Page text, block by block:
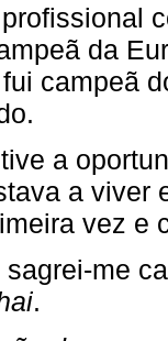
da
campeã
a
a viver
vez e
sagrei-me
.